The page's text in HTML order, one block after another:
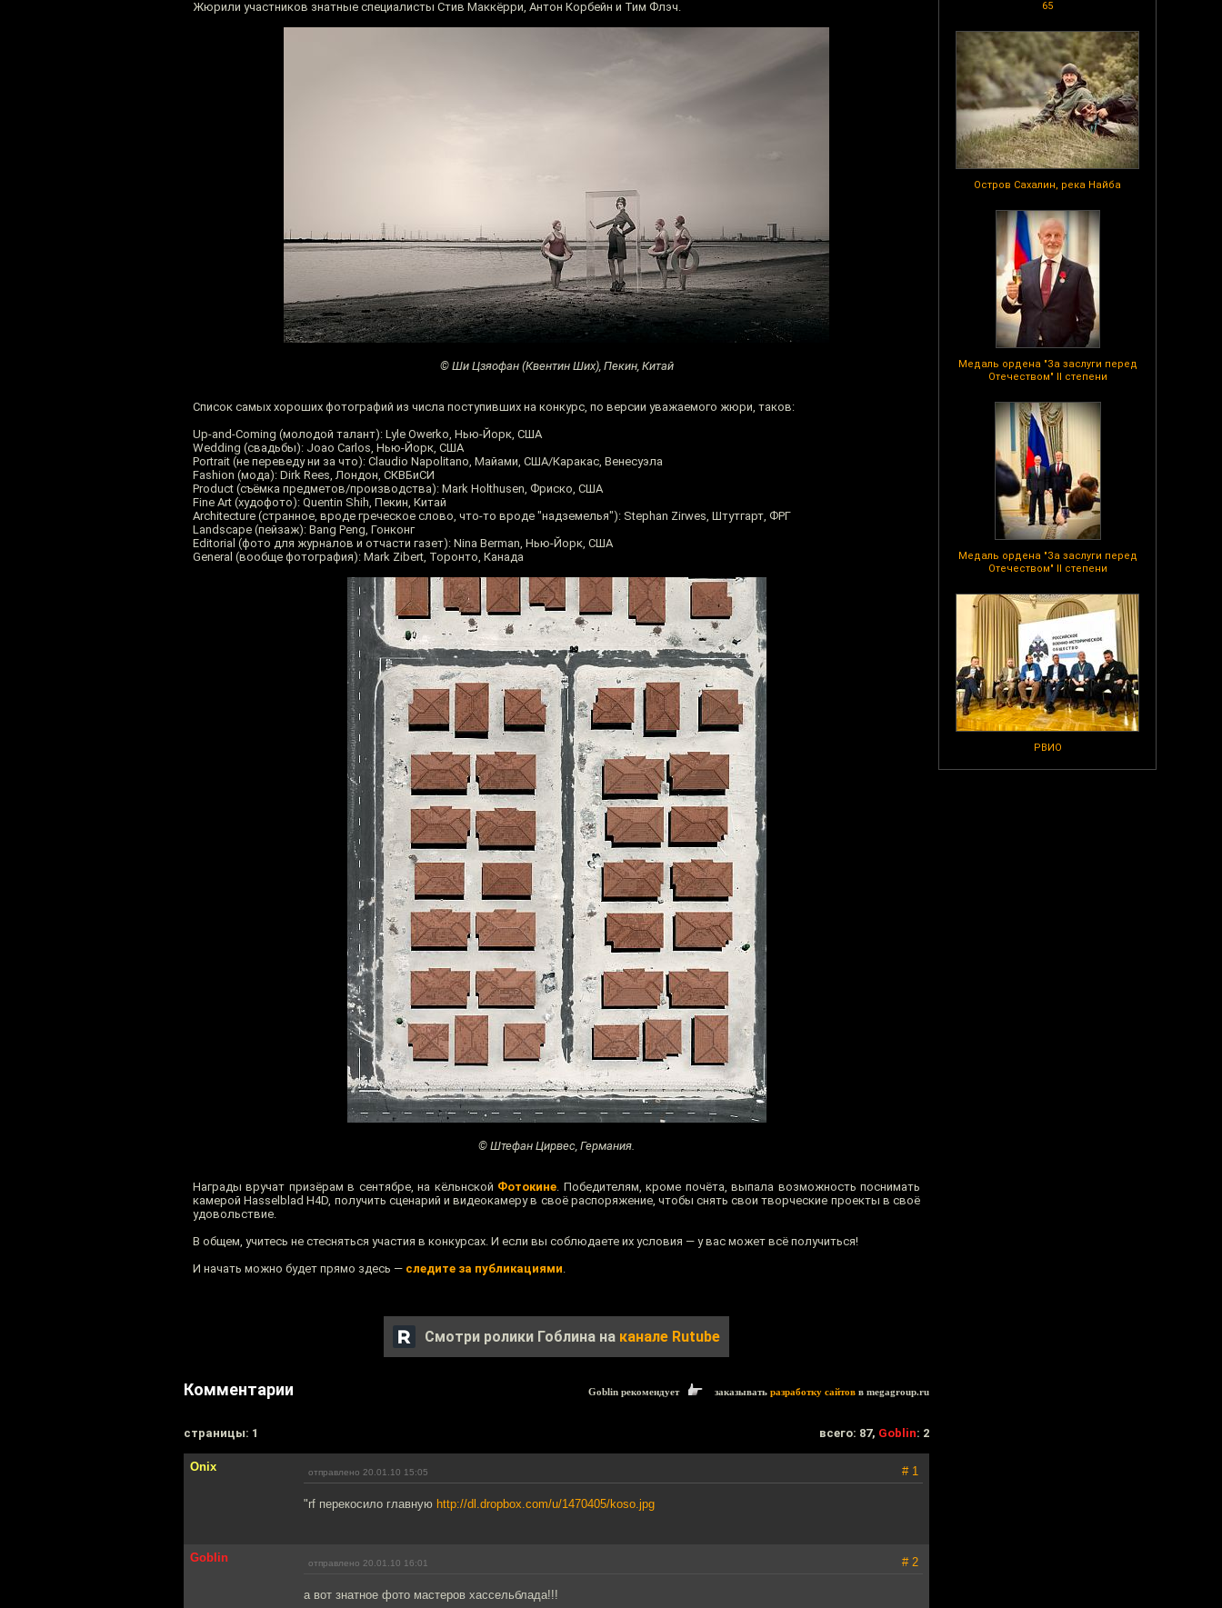
65
Остров Сахалин, река Найба
Медаль ордена "За заслуги перед
Отечеством" II степени
Медаль ордена "За заслуги перед
Отечеством" II степени
РВИО
Жюрили участников знатные специалисты Стив Маккёрри, Антон Корбейн и Тим Флэч.
© Ши Цзяофан (Квентин Ших), Пекин, Китай
Список самых хороших фотографий из числа поступивших на конкурс, по версии уважаемого жюри, таков:
Up-and-Coming (молодой талант): Lyle Owerko, Нью-Йорк, США
Wedding (свадьбы): Joao Carlos, Нью-Йорк, США
Portrait (не переведу ни за что): Claudio Napolitano, Майами, США/Каракас, Венесуэла
Fashion (мода): Dirk Rees, Лондон, СКВБиСИ
Product (съёмка предметов/производства): Mark Holthusen, Фриско, США
Fine Art (худофото): Quentin Shih, Пекин, Китай
Architecture (странное, вроде греческое слово, что-то вроде "надземелья"): Stephan Zirwes, Штутгарт, ФРГ
Landscape (пейзаж): Bang Peng, Гонконг
Editorial (фото для журналов и отчасти газет): Nina Berman, Нью-Йорк, США
General (вообще фотография): Mark Zibert, Торонто, Канада
© Штефан Цирвес, Германия.
Награды вручат призёрам в сентябре, на кёльнской Фотокине. Победителям, кроме почёта, выпала возможность поснимать
камерой Hasselblad H4D, получить сценарий и видеокамеру в своё распоряжение, чтобы снять свои творческие проекты в своё
удовольствие.
В общем, учитесь не стесняться участия в конкурсах. И если вы соблюдаете их условия — у вас может всё получиться!
И начать можно будет прямо здесь — следите за публикациями.
Смотри ролики Гоблина на канале Rutube
Комментарии Goblin рекомендует заказывать разработку сайтов в megagroup.ru
cтраницы: 1 всего: 87, Goblin: 2
Onix отправлено 20.01.10 15:05 # 1
"rf перекосило главную http://dl.dropbox.com/u/1470405/koso.jpg
Goblin отправлено 20.01.10 16:01 # 2
а вот знатное фото мастеров хассельблада!!!